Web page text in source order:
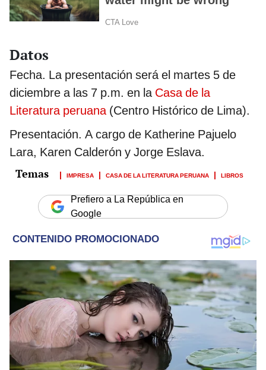
Datos
Fecha. La presentación será el martes 5 de
diciembre a las 7 p.m. en la Casa de la
Literatura peruana(Centro Histórico de Lima).
Presentación. A cargo de Katherine Pajuelo
Lara, Karen Calderón y Jorge Eslava.
IMPRESA CASA DE LA LITERATURA PERUANA LIBROS
Prefiero a La República en
Google